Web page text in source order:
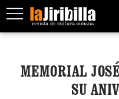
MEMORIAL
SU